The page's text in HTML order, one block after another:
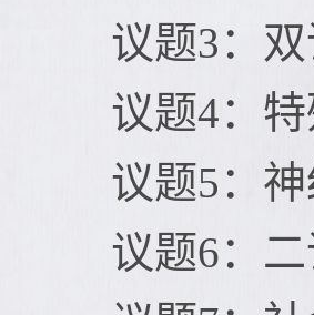
议题3：
议题4：
议题5：
议题6：